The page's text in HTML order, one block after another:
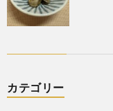
カテゴリー